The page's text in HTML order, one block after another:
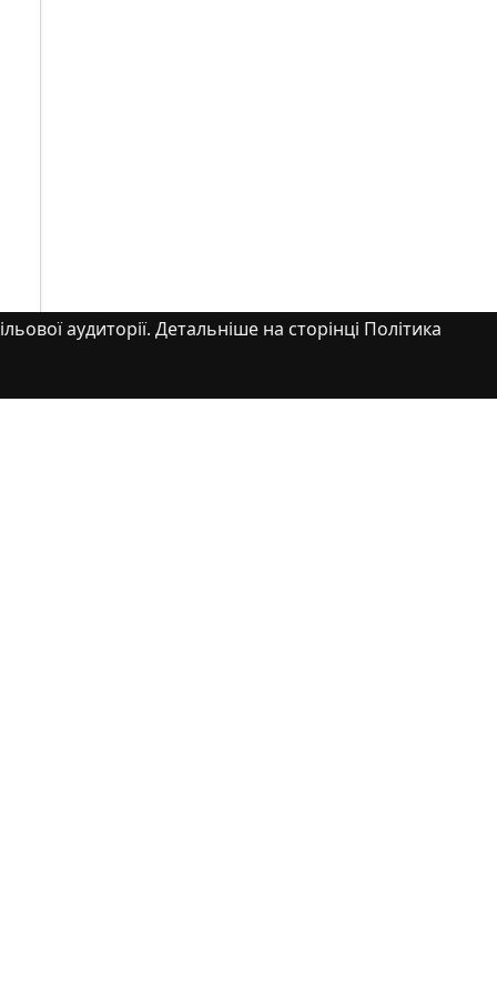
аудиторії. Детальніше на сторінці Політика